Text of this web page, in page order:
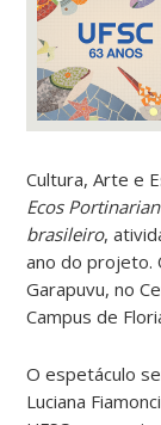
Cultura, Arte e
Ecos
brasileiro,
ano do projeto.
Garapuvu, no
Campus de
O espetáculo
Luciana